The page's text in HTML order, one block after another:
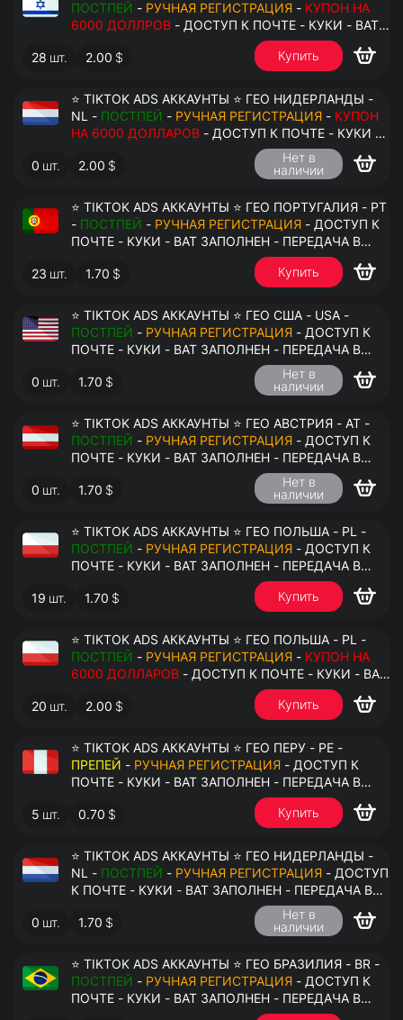
ПОСТПЕЙ - РУЧНАЯ РЕГИСТРАЦИЯ - КУПОН НА
6000 ДОЛЛРОВ
ЗАПОЛНЕН - ПЕРЕДАЧА В АНТИДЕТЕКТ
28 шт. 2.00 $ Купить
⭐ TIKTOK ADS АККАУНТЫ ⭐ ГЕО НИДЕРЛАНДЫ -
NL - ПОСТПЕЙ - РУЧНАЯ РЕГИСТРАЦИЯ - КУПОН
НА 6000 ДОЛЛАРОВ - ДОСТУП К ПОЧТЕ - КУКИ -
ВАТ ЗАПОЛНЕН - ПЕРЕДАЧА В АНТИДЕТЕКТ
0 шт. 2.00 $
Нет в
наличии
⭐ TIKTOK ADS АККАУНТЫ ⭐ ГЕО ПОРТУГАЛИЯ - PT
- ПОСТПЕЙ - РУЧНАЯ РЕГИСТРАЦИЯ
ПОЧТЕ - КУКИ - ВАТ ЗАПОЛНЕН - ПЕРЕДАЧА В
23 шт. 1.70 $ Купить
⭐ TIKTOK ADS АККАУНТЫ ⭐ ГЕО США - USA -
ПОСТПЕЙ - РУЧНАЯ РЕГИСТРАЦИЯ - ДОСТУП К
ПОЧТЕ - КУКИ - ВАТ ЗАПОЛНЕН - ПЕРЕДАЧА В
0 шт. 1.70 $
Нет в
наличии
⭐ TIKTOK ADS АККАУНТЫ ⭐ ГЕО АВСТРИЯ - AT -
ПОСТПЕЙ - РУЧНАЯ РЕГИСТРАЦИЯ - ДОСТУП К
ПОЧТЕ - КУКИ - ВАТ ЗАПОЛНЕН - ПЕРЕДАЧА В
0 шт. 1.70 $
Нет в
наличии
⭐ TIKTOK ADS АККАУНТЫ ⭐ ГЕО ПОЛЬША - PL -
ПОСТПЕЙ - РУЧНАЯ РЕГИСТРАЦИЯ - ДОСТУП К
ПОЧТЕ - КУКИ - ВАТ ЗАПОЛНЕН - ПЕРЕДАЧА В
19 шт. 1.70 $ Купить
⭐ TIKTOK ADS АККАУНТЫ ⭐ ГЕО ПОЛЬША - PL -
ПОСТПЕЙ - РУЧНАЯ РЕГИСТРАЦИЯ - КУПОН НА
6000 ДОЛЛАРОВ - ДОСТУП К ПОЧТЕ - КУКИ - ВАТ
ЗАПОЛНЕН - ПЕРЕДАЧА В АНТИДЕТЕКТ
20 шт. 2.00 $ Купить
⭐ TIKTOK ADS АККАУНТЫ ⭐ ГЕО ПЕРУ - PE -
ПРЕПЕЙ - РУЧНАЯ РЕГИСТРАЦИЯ - ДОСТУП К
ПОЧТЕ - КУКИ - ВАТ ЗАПОЛНЕН - ПЕРЕДАЧА В
5 шт. 0.70 $ Купить
⭐ TIKTOK ADS АККАУНТЫ ⭐ ГЕО НИДЕРЛАНДЫ -
NL - ПОСТПЕЙ - РУЧНАЯ РЕГИСТРАЦИЯ - ДОСТУП
К ПОЧТЕ - КУКИ - ВАТ ЗАПОЛНЕН - ПЕРЕДАЧА В
0 шт. 1.70 $
Нет в
наличии
⭐ TIKTOK ADS АККАУНТЫ ⭐ ГЕО БРАЗИЛИЯ - BR -
ПОСТПЕЙ - РУЧНАЯ РЕГИСТРАЦИЯ - ДОСТУП К
ПОЧТЕ - КУКИ - ВАТ ЗАПОЛНЕН - ПЕРЕДАЧА В